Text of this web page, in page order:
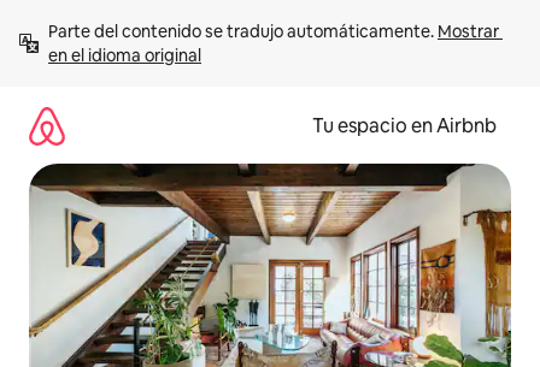
contenido
Parte del contenido se tradujo automáticamente. Mostrar
en el idioma original
Tu espacio en Airbnb